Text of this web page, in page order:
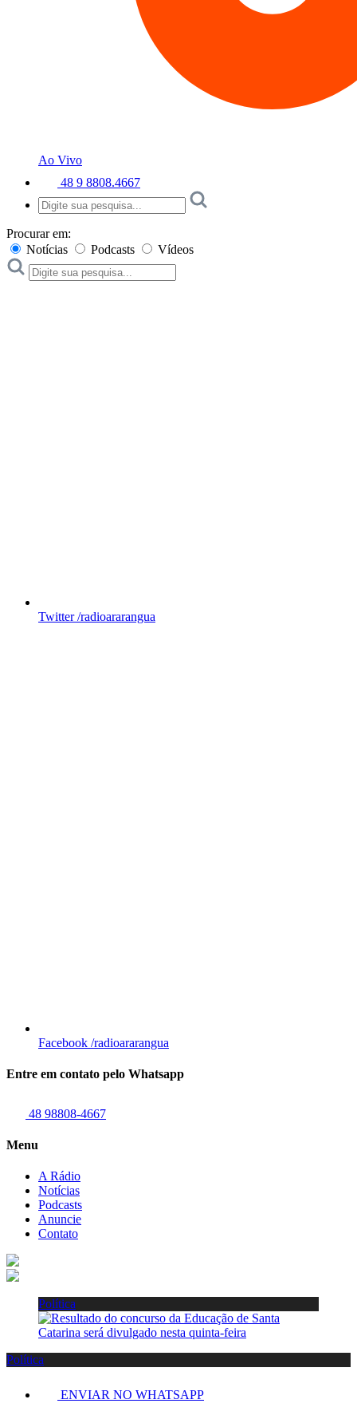
Ao Vivo
48 9 8808.4667
Procurar em:
Notícias
Podcasts Vídeos
Twitter /radioararangua
Facebook /radioararangua
Entre em contato pelo Whatsapp
48 98808-4667
Menu
A Rádio
Notícias
Podcasts
Anuncie
Contato
Política
Política
ENVIAR NO WHATSAPP